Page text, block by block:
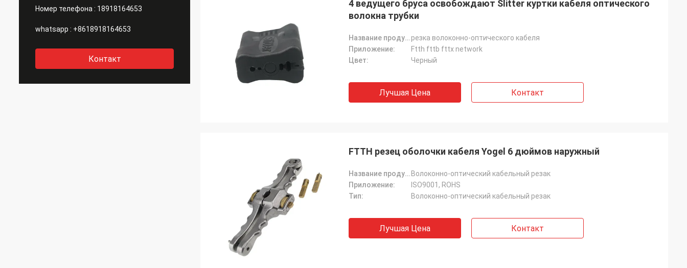
Номер телефона : 18918164653
whatsapp : +8618918164653
Контакт
4 ведущего бруса освобождают Slitter куртки кабеля оптического
волокна трубки
Название продукта: резка волоконно-оптического кабеля
Приложение:
Ftth fttb fttx network
Цвет:
Черный
Лучшая Цена Контакт
FTTH резец оболочки кабеля Yogel 6 дюймов наружный
Название продукта: Волоконно-оптический кабельный резак
Приложение:
ISO9001, ROHS
Тип:
Волоконно-оптический кабельный резак
Лучшая Цена Контакт